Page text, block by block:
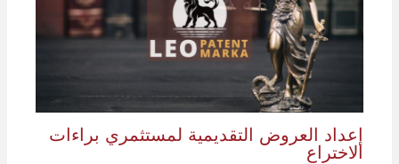
إعداد العروض التقديمية لمستثمري براءات
الاختراع